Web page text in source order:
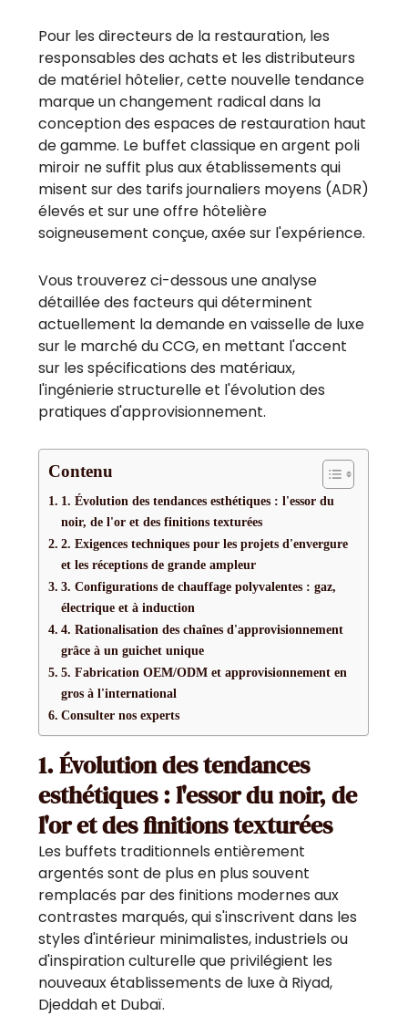
Pour les directeurs de la restauration, les
responsables des achats et les distributeurs
de matériel hôtelier, cette nouvelle tendance
marque un changement radical dans la
conception des espaces de restauration haut
de gamme. Le buffet classique en argent poli
miroir ne suffit plus aux établissements qui
misent sur des tarifs journaliers moyens (ADR)
élevés et sur une offre hôtelière
soigneusement conçue, axée sur l'expérience.
Vous trouverez ci-dessous une analyse
détaillée des facteurs qui déterminent
actuellement la demande en vaisselle de luxe
sur le marché du CCG, en mettant l'accent
sur les spécifications des matériaux,
l'ingénierie structurelle et l'évolution des
pratiques d'approvisionnement.
Contenu
1. Évolution des tendances esthétiques : l'essor du
noir, de l'or et des finitions texturées
2. Exigences techniques pour les projets d'envergure
et les réceptions de grande ampleur
3. Configurations de chauffage polyvalentes : gaz,
électrique et à induction
4. Rationalisation des chaînes d'approvisionnement
grâce à un guichet unique
5. Fabrication OEM/ODM et approvisionnement en
gros à l'international
Consulter nos experts
1. Évolution des tendances
esthétiques : l'essor du noir, de
l'or et des finitions texturées
Les buffets traditionnels entièrement
argentés sont de plus en plus souvent
remplacés par des finitions modernes aux
contrastes marqués, qui s'inscrivent dans les
styles d'intérieur minimalistes, industriels ou
d'inspiration culturelle que privilégient les
nouveaux établissements de luxe à Riyad,
Djeddah et Dubaï.